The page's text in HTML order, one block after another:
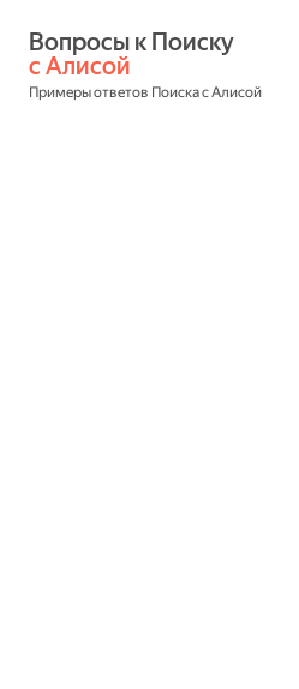
с Алисой
Примеры ответов Поиска с Алисой